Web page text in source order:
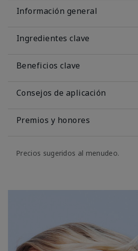
Información general
Ingredientes clave
Beneficios clave
Consejos de aplicación
Premios y honores
Precios sugeridos al menudeo.